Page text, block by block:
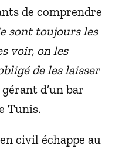
de comprendre
sont toujours les
voir, on les
de les laisser
d’un bar
Tunis.
civil échappe au